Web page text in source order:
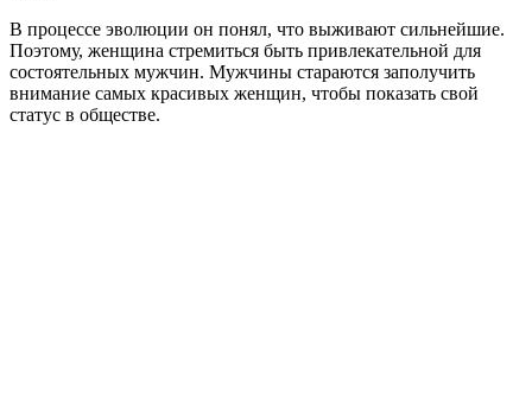
В процессе эволюции он понял, что выживают сильнейшие.
Поэтому, женщина стремиться быть привлекательной для
состоятельных мужчин. Мужчины стараются заполучить
внимание самых красивых женщин, чтобы показать свой
статус в обществе.